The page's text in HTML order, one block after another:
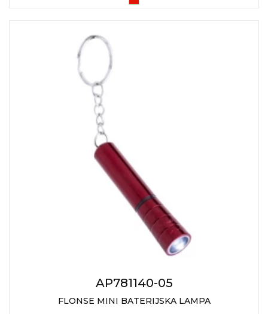
AP781140-05
FLONSE MINI BATERIJSKA LAMPA